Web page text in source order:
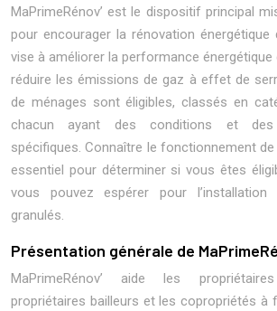
MaPrimeRénov’ est le dispositif principal
pour encourager la rénovation énergétique
vise à améliorer la performance
réduire les émissions de gaz à effet de
de ménages sont éligibles, classés en
chacun ayant des conditions et des
spécifiques. Connaître le fonctionnement de
essentiel pour déterminer si vous êtes
vous pouvez espérer pour
granulés.
Présentation générale de
MaPrimeRénov’ aide les
propriétaires bailleurs et les copropriétés à